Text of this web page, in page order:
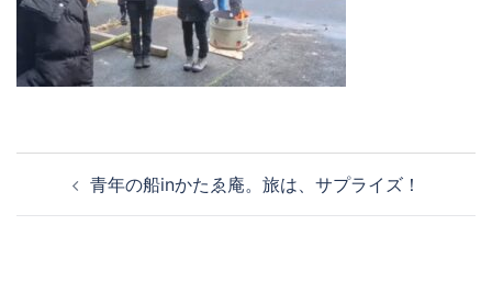
青年の船inかたゑ庵。旅は、サプライズ！